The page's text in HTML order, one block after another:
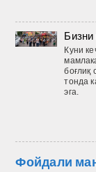
Бизни
Куни
боғлиқ
тонда
эга.
Фойдали